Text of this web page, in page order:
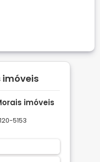
imóveis
imóveis
5153